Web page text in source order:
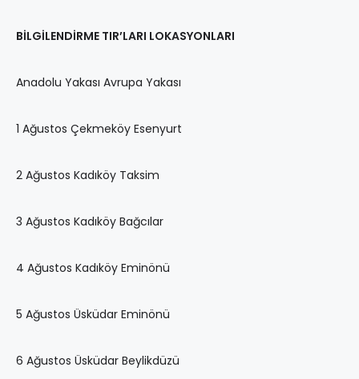
BİLGİLENDİRME TIR’LARI LOKASYONLARI
Anadolu Yakası Avrupa Yakası
1 Ağustos Çekmeköy Esenyurt
2 Ağustos Kadıköy Taksim
3 Ağustos Kadıköy Bağcılar
4 Ağustos Kadıköy Eminönü
5 Ağustos Üsküdar Eminönü
6 Ağustos Üsküdar Beylikdüzü